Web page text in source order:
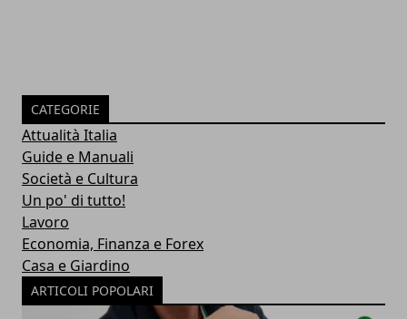
CATEGORIE
Attualità Italia
Guide e Manuali
Società e Cultura
Un po' di tutto!
Lavoro
Economia, Finanza e Forex
Casa e Giardino
ARTICOLI POPOLARI